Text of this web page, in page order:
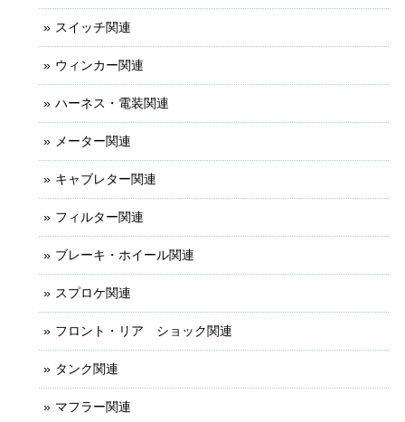
スイッチ関連
ウィンカー関連
ハーネス・電装関連
メーター関連
キャブレター関連
フィルター関連
ブレーキ・ホイール関連
スプロケ関連
フロント・リア ショック関連
タンク関連
マフラー関連